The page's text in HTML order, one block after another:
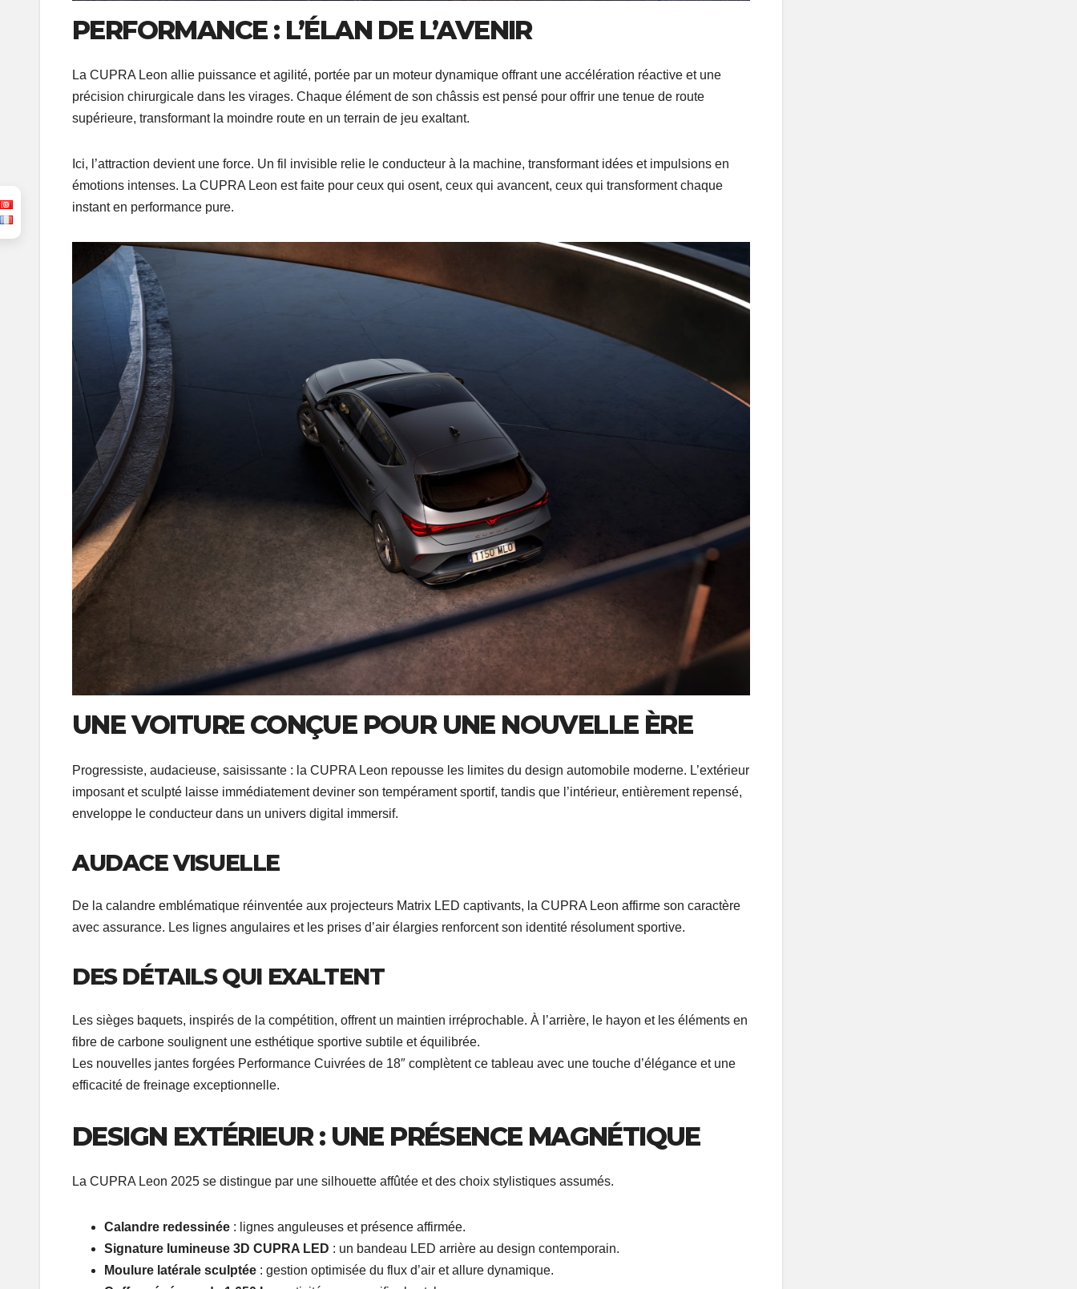
PERFORMANCE : L’ÉLAN DE L’AVENIR
La CUPRA Leon allie puissance et agilité, portée par un moteur dynamique offrant une accélération réactive et une
précision chirurgicale dans les virages. Chaque élément de son châssis est pensé pour offrir une tenue de route
supérieure, transformant la moindre route en un terrain de jeu exaltant.
Ici, l’attraction devient une force. Un fil invisible relie le conducteur à la machine, transformant idées et impulsions en
émotions intenses. La CUPRA Leon est faite pour ceux qui osent, ceux qui avancent, ceux qui transforment chaque
instant en performance pure.
UNE VOITURE CONÇUE POUR UNE NOUVELLE ÈRE
Progressiste, audacieuse, saisissante : la CUPRA Leon repousse les limites du design automobile moderne. L’extérieur
imposant et sculpté laisse immédiatement deviner son tempérament sportif, tandis que l’intérieur, entièrement repensé,
enveloppe le conducteur dans un univers digital immersif.
AUDACE VISUELLE
De la calandre emblématique réinventée aux projecteurs Matrix LED captivants, la CUPRA Leon affirme son caractère
avec assurance. Les lignes angulaires et les prises d’air élargies renforcent son identité résolument sportive.
DES DÉTAILS QUI EXALTENT
Les sièges baquets, inspirés de la compétition, offrent un maintien irréprochable. À l’arrière, le hayon et les éléments en
fibre de carbone soulignent une esthétique sportive subtile et équilibrée.
Les nouvelles jantes forgées Performance Cuivrées de 18″ complètent ce tableau avec une touche d’élégance et une
efficacité de freinage exceptionnelle.
DESIGN EXTÉRIEUR : UNE PRÉSENCE MAGNÉTIQUE
La CUPRA Leon 2025 se distingue par une silhouette affûtée et des choix stylistiques assumés.
Calandre redessinée : lignes anguleuses et présence affirmée.
Signature lumineuse 3D CUPRA LED : un bandeau LED arrière au design contemporain.
Moulure latérale sculptée : gestion optimisée du flux d’air et allure dynamique.